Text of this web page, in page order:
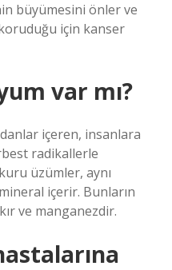
büyümesini önler ve
için kanser
var mı?
içeren, insanlara
radikallerle
üzümler, aynı
içerir. Bunların
ve manganezdir.